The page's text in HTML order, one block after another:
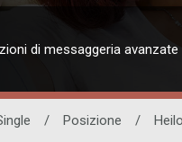
di messaggeria avanzate
/ Posizione /